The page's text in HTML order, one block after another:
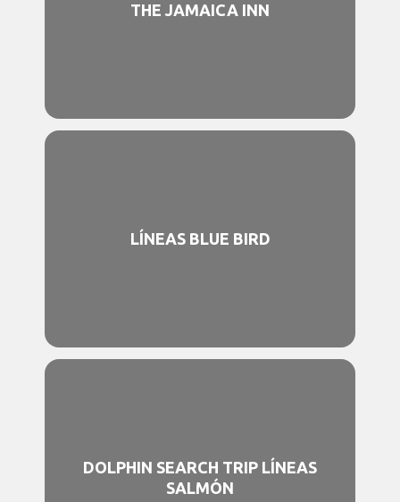
THE JAMAICA INN
LÍNEAS BLUE BIRD
DOLPHIN SEARCH TRIP LÍNEAS
SALMÓN